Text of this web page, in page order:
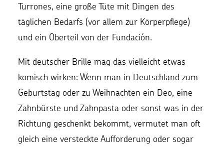
Turrones, eine große Tüte mit Dingen des
täglichen Bedarfs (vor allem zur Körperpflege)
und ein Oberteil von der Fundación.
Mit deutscher Brille mag das vielleicht etwas
komisch wirken: Wenn man in Deutschland zum
Geburtstag oder zu Weihnachten ein Deo, eine
Zahnbürste und Zahnpasta oder sonst was in der
Richtung geschenkt bekommt, vermutet man oft
gleich eine versteckte Aufforderung oder sogar